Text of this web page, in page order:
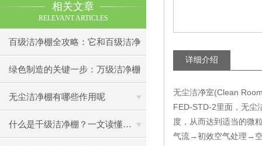
相关文章
RELEVANT ARTICLES
百级洁净棚全攻略：它和百级洁净
室到底有什么区别？
绿色制造的关键一步：万级洁净棚
助力环保型半导体产业发展
无尘洁净棚有哪些作用呢
什么是千级洁净棚？一文读懂其结构特点与局部净化优势
详细介绍
无尘洁净室(Clean
FED-STD-2里面，无尘
度，从而达到适当的微
气流→初效空气处理→